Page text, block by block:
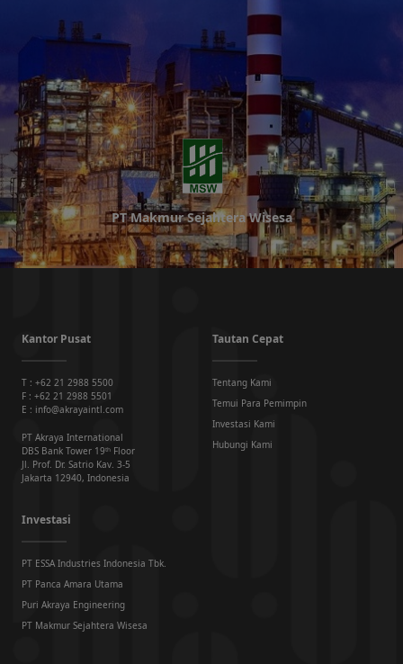
PT Makmur Sejahtera Wisesa
Kantor Pusat
T : +62 21 2988 5500
F : +62 21 2988 5501
E : info@akrayaintl.com
PT Akraya International
DBS Bank Tower 19ᵗʰ Floor
Jl. Prof. Dr. Satrio Kav. 3-5
Jakarta 12940, Indonesia
Tautan Cepat
Tentang Kami
Temui Para Pemimpin
Investasi Kami
Hubungi Kami
Investasi
PT ESSA Industries Indonesia Tbk.
PT Panca Amara Utama
Puri Akraya Engineering
PT Makmur Sejahtera Wisesa